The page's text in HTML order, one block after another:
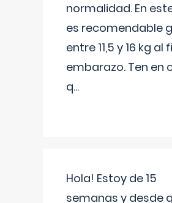
normalidad. En
es recomendable
entre 11,5 y 16 kg al
embarazo. Ten en
q...
Hola! Estoy de 15
semanas y desde